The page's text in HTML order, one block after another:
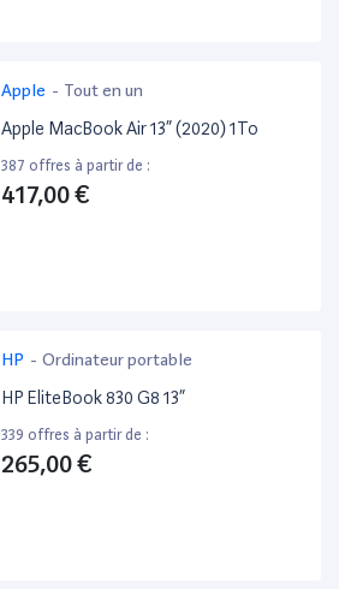
Apple - Tout en un
Apple MacBook Air 13” (2020) 1To
387 offres à partir de :
417,00 €
HP - Ordinateur portable
HP EliteBook 830 G8 13”
339 offres à partir de :
265,00 €